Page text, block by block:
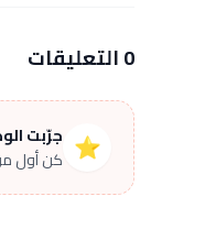
0 التعليقات
⭐ جرّبت
كن أول